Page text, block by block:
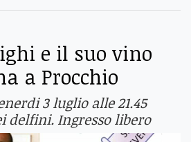
e il suo vino
a Procchio
3 luglio alle 21.45
delfini. Ingresso libero